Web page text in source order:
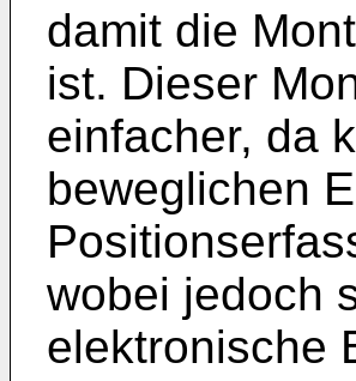
damit die
ist. Dieser
einfacher, da
beweglichen
wobei jedoch
elektronische